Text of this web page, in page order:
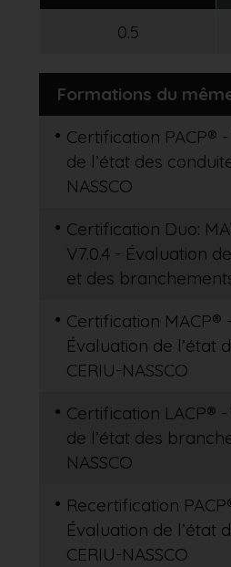
0.5
Formations du
Certification PACP®
de l’état des
NASSCO
Certification Duo:
V7.0.4 - Évaluation
et des
Certification MACP®
Évaluation de l’état
CERIU-NASSCO
Certification LACP®
de l’état des
NASSCO
Recertification
Évaluation de l’état
CERIU-NASSCO